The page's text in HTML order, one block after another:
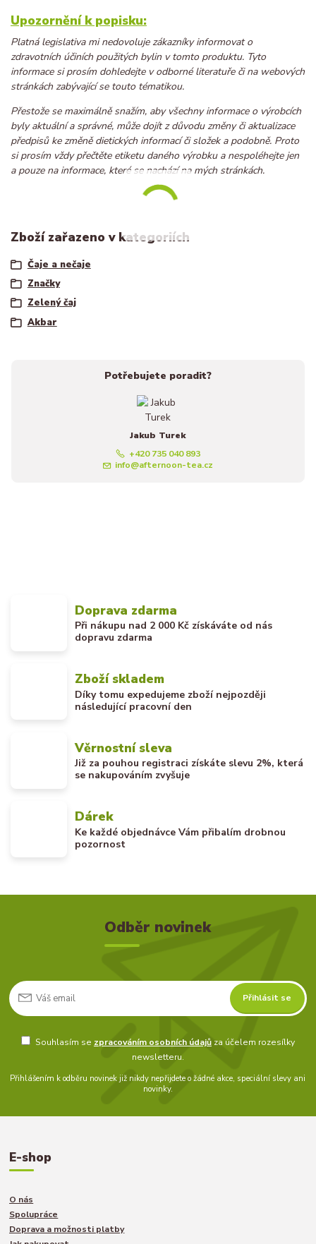
Upozornění k popisku:
Platná legislativa mi nedovoluje zákazníky informovat o
zdravotních účiních použitých bylin v tomto produktu. Tyto
informace si prosím dohledejte v odborné literatuře či na webových
stránkách zabývající se touto tématikou.
Přestože se maximálně snažím, aby všechny informace o výrobcích
byly aktuální a správné, může dojít z důvodu změny či aktualizace
předpisů ke změně dietických informací či složek a podobně. Proto
si prosím vždy přečtěte etiketu daného výrobku a nespoléhejte jen
a pouze na informace, které se nachází na mých stránkách.
Zboží zařazeno v kategoriích
Čaje a nečaje
Značky
Zelený čaj
Akbar
Potřebujete poradit?
Jakub Turek
+420 735 040 893
info@afternoon-tea.cz
Doprava zdarma
Při nákupu nad 2 000 Kč získáváte od nás
dopravu zdarma
Zboží skladem
Díky tomu expedujeme zboží nejpozději
následující pracovní den
Věrnostní sleva
Již za pouhou registraci získáte slevu 2%, která
se nakupováním zvyšuje
Dárek
Ke každé objednávce Vám přibalím drobnou
pozornost
Odběr novinek
Přihlásit se
Souhlasím se zpracováním osobních údajůza účelem rozesílky
newsletteru.
Přihlášením k odběru novinek již nikdy nepřijdete o žádné akce, speciální slevy ani
novinky.
E-shop
O nás
Spolupráce
Doprava a možnosti platby